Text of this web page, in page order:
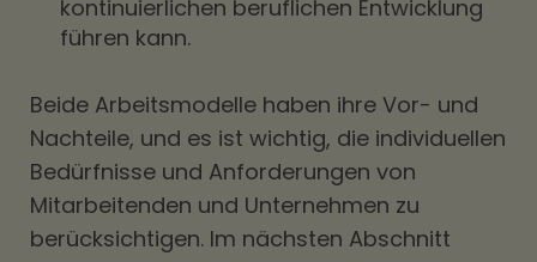
kontinuierlichen beruflichen Entwicklung
führen kann.
Beide Arbeitsmodelle haben ihre Vor- und
Nachteile, und es ist wichtig, die individuellen
Bedürfnisse und Anforderungen von
Mitarbeitenden und Unternehmen zu
berücksichtigen. Im nächsten Abschnitt